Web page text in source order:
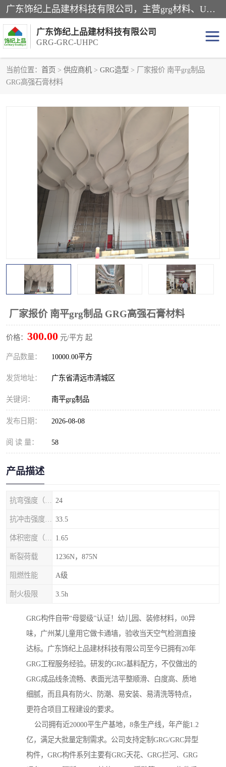
广东饰纪上品建材科技有限公司，主营grg材料、UHPC板、grc构件、uhpc幕墙板、grg厂家、grc厂家、uhpc厂家、GRG吊顶、grg石膏板、grg构件、外墙grc线条、grg造型、grg材料定制，uhpc高性能混凝土，uhpc构件，uhpc镂空挂板，grg材料生产厂家，广东grg厂家，广东grc厂家，联系方式*，2万平厂房，如果您对我公司的产品服务感兴趣，请联系我们。
广东饰纪上品建材科技有限公司
GRG-GRC-UHPC
当前位置： 首页 > 供应商机 > GRG造型 > 厂家报价 南平grg制品
GRG高强石膏材料
厂家报价 南平grg制品 GRG高强石膏材料
价格： 300.00 元/平方 起
产品数量： 10000.00平方
发货地址： 广东省清远市清城区
关键词： 南平grg制品
发布日期： 2026-08-08
阅 读 量： 58
产品描述
24
33.5
1.65
断裂荷载 1236N，875N
阻燃性能 A级
耐火极限 3.5h
GRG构件自带“母婴级”认证！幼儿园、装修材料，00异
味，广州某儿童用它做卡通墙，验收当天空气检测直接
达标。广东饰纪上品建材科技有限公司至今已拥有20年
GRG工程服务经验。研发的GRG基料配方，不仅做出的
GRG成品线条流畅、表面光洁平整顺滑、白度高、质地
细腻，而且具有防火、防潮、易安装、易清洗等特点，
更符合项目工程建设的要求。
公司拥有近20000平生产基地，8条生产线，年产能1.2
亿，满足大批量定制需求。公司支持定制GRG/GRC异型
构件，GRG构件系列主要有GRG天花、GRG拦河、GRG
GRG构件
发泡陶瓷装饰构件
GRG造型
GRG吊顶 GRG材料生产厂家
UHPC幕墙板 GRC树池坐凳
UHPC树池坐凳